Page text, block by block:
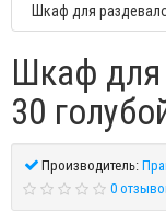
Шкаф для
Шкаф для
30
Производитель:
0